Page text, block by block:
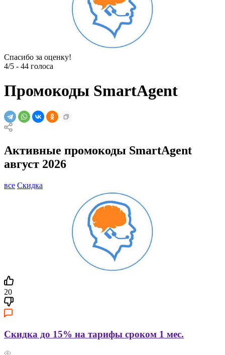
Спасибо за оценку!
4/5 - 44 голоса
Промокоды SmartAgent
Активные промокоды SmartAgent
август 2026
все Скидка
20
Скидка до 15% на тарифы сроком 1 мес.